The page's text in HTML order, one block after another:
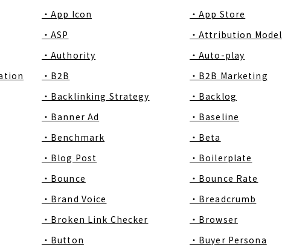
・App Icon
・App Store
・ASP
・Attribution Model
・Authority
・Auto-play
・B2B ・B2B Marketing
・Backlinking Strategy
・Backlog
・Banner Ad
・Baseline
・Benchmark
・Beta
・Blog Post
・Boilerplate
・Bounce
・Bounce Rate
・Brand Voice
・Breadcrumb
・Broken Link Checker
・Browser
・Button
・Buyer Persona